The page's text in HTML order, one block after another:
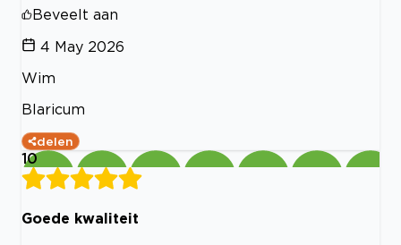
Beveelt aan
4 May 2026
Wim
Blaricum
delen
10
Goede kwaliteit